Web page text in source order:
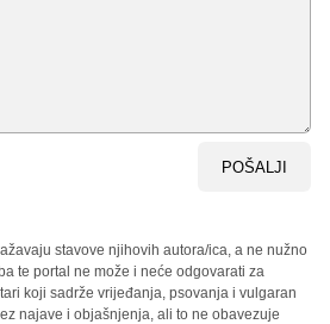
POŠALJI
stavove njihovih autora/ica, a ne nužno
te portal ne može i neće odgovarati za
koji sadrže vrijeđanja, psovanja i vulgaran
najave i objašnjenja, ali to ne obavezuje